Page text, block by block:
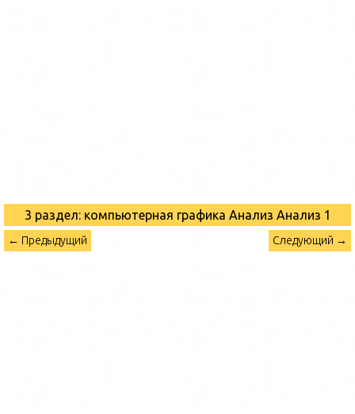
3 раздел: компьютерная графика Анализ Анализ 1
← Предыдущий Следующий →